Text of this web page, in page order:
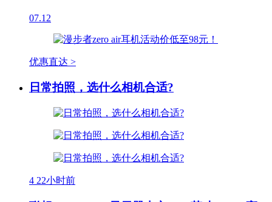
07.12
优惠直达 >
日常拍照，选什么相机合适?
4 22小时前